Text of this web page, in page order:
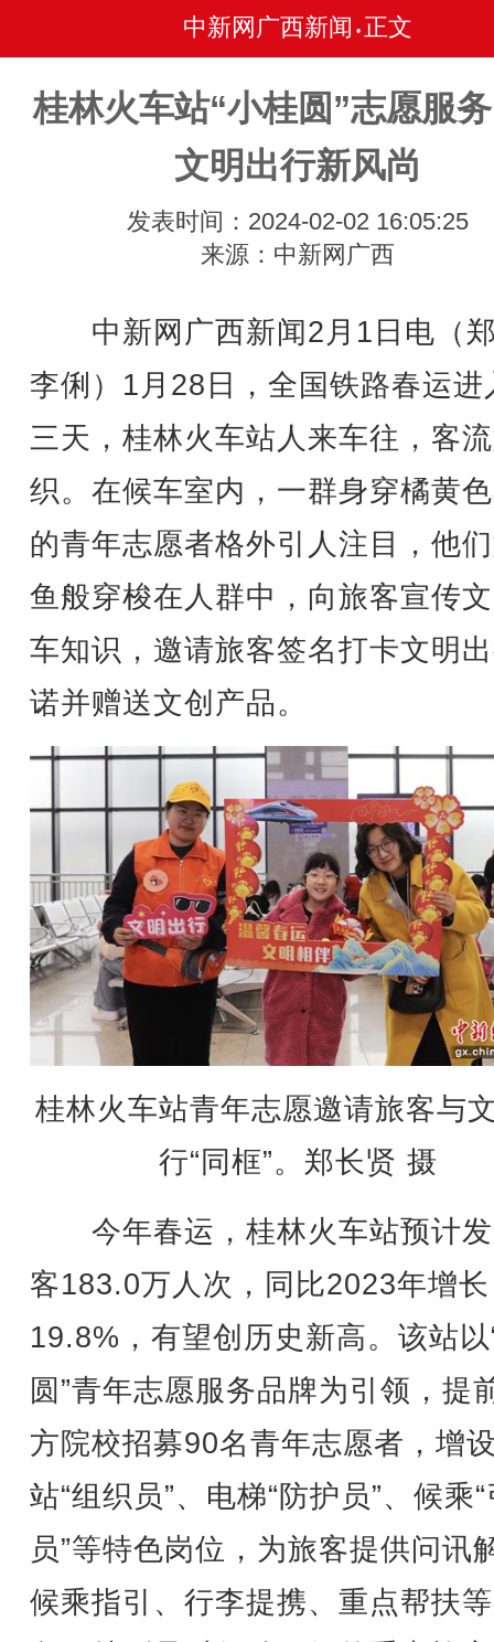
中新网广西新闻 • 正文
桂林火车站“小桂圆”志愿服
文明出行新风尚
发表时间：2024-02-02 16:05:25
来源：中新网广西
中新网广西新闻2月1日电（
李俐）1月28日，全国铁路春运进
三天，桂林火车站人来车往，客
织。在候车室内，一群身穿橘黄
的青年志愿者格外引人注目，他
鱼般穿梭在人群中，向旅客宣传
车知识，邀请旅客签名打卡文明
诺并赠送文创产品。
桂林火车站青年志愿邀请旅客与
行“同框”。郑长贤 摄
今年春运，桂林火车站预计
客183.0万人次，同比2023年增长
19.8%，有望创历史新高。该站以
圆”青年志愿服务品牌为引领，提
方院校招募90名青年志愿者，增
站“组织员”、电梯“防护员”、候乘
员”等特色岗位，为旅客提供问讯
候乘指引、行李提携、重点帮扶